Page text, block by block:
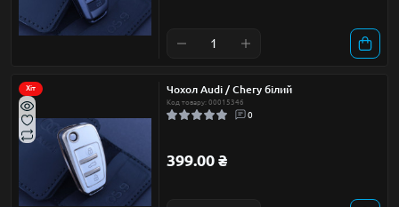
Хіт Чохол Audi / Chery білий
Код товару: 00015346
0
399.00 ₴